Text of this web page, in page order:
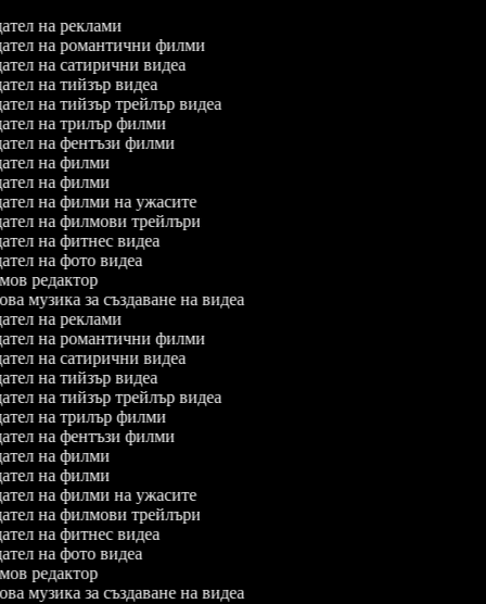
на реклами
на романтични филми
на сатирични видеа
на тийзър видеа
на тийзър трейлър видеа
на трилър филми
на фентъзи филми
на филми
на филми
на филми на ужасите
на филмови трейлъри
на фитнес видеа
на фото видеа
редактор
музика за създаване на видеа
на реклами
на романтични филми
на сатирични видеа
на тийзър видеа
на тийзър трейлър видеа
на трилър филми
на фентъзи филми
на филми
на филми
на филми на ужасите
на филмови трейлъри
на фитнес видеа
на фото видеа
редактор
музика за създаване на видеа